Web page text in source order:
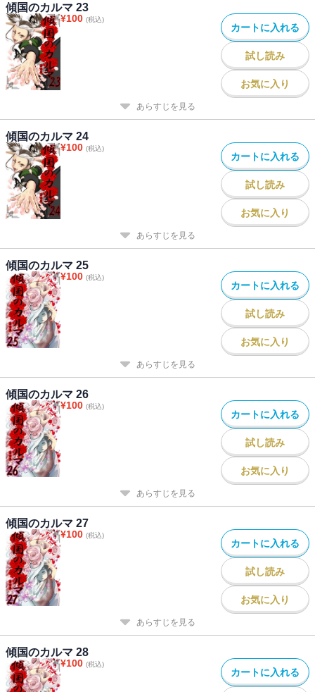
傾国のカルマ 23
¥100 (税込)
カートに入れる
試し読み
お気に入り
あらすじを見る
傾国のカルマ 24
¥100 (税込)
カートに入れる
試し読み
お気に入り
あらすじを見る
傾国のカルマ 25
¥100 (税込)
カートに入れる
試し読み
お気に入り
あらすじを見る
傾国のカルマ 26
¥100 (税込)
カートに入れる
試し読み
お気に入り
あらすじを見る
傾国のカルマ 27
¥100 (税込)
カートに入れる
試し読み
お気に入り
あらすじを見る
傾国のカルマ 28
¥100 (税込)
カートに入れる